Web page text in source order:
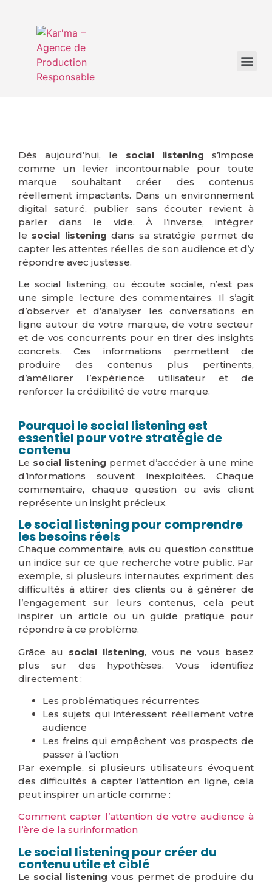
Dès aujourd’hui, le social listening s’impose
comme un levier incontournable pour toute
marque souhaitant créer des contenus
réellement impactants. Dans un environnement
digital saturé, publier sans écouter revient à
parler dans le vide. À l’inverse, intégrer
le social listening dans sa stratégie permet de
capter les attentes réelles de son audience et d’y
répondre avec justesse.
Le social listening, ou écoute sociale, n’est pas
une simple lecture des commentaires. Il s’agit
d’observer et d’analyser les conversations en
ligne autour de votre marque, de votre secteur
et de vos concurrents pour en tirer des insights
concrets. Ces informations permettent de
produire des contenus plus pertinents,
d’améliorer l’expérience utilisateur et de
renforcer la crédibilité de votre marque.
Pourquoi le social listening est
essentiel pour votre stratégie de
contenu
Le social listening permet d’accéder à une mine
d’informations souvent inexploitées. Chaque
commentaire, chaque question ou avis client
représente un insight précieux.
Le social listening pour comprendre
les besoins réels
Chaque commentaire, avis ou question constitue
un indice sur ce que recherche votre public. Par
exemple, si plusieurs internautes expriment des
difficultés à attirer des clients ou à générer de
l’engagement sur leurs contenus, cela peut
inspirer un article ou un guide pratique pour
répondre à ce problème.
Grâce au social listening, vous ne vous basez
plus sur des hypothèses. Vous identifiez
directement :
Les problématiques récurrentes
Les sujets qui intéressent réellement votre
audience
Les freins qui empêchent vos prospects de
passer à l’action
Par exemple, si plusieurs utilisateurs évoquent
des difficultés à capter l’attention en ligne, cela
peut inspirer un article comme :
Comment capter l’attention de votre audience à
l’ère de la surinformation
Le social listening pour créer du
contenu utile et ciblé
Le social listening vous permet de produire du